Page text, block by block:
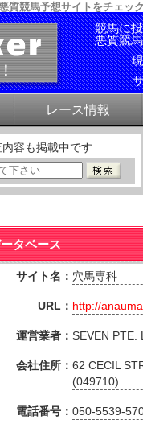
質競馬予想サイトをチェッ
競馬に
悪質競
レース情報
容も掲載中です
タベース
サイト名： 穴馬専科
URL： http://
運営業者： SEVEN PTE.
会社住所： 62 CECIL
(049710)
電話番号： 050-5539-